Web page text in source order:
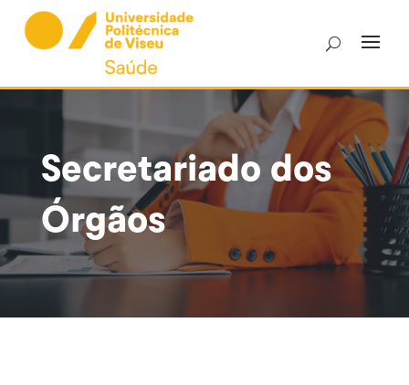
content
Secretariado dos
Órgãos